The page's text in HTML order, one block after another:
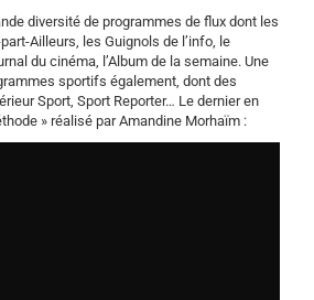
diversité de programmes de flux dont les
Ailleurs, les Guignols de l’info, le
du cinéma, l’Album de la semaine. Une
sportifs également, dont des
Sport, Sport Reporter… Le dernier en
» réalisé par Amandine Morhaïm :